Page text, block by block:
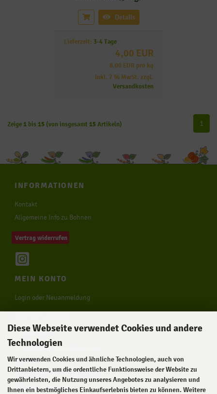
Details
Lieferzeit: 3-4 Tage
4,00 EUR
8,00 EUR pro kg
inkl. 7 % MwSt. zzgl.
Versandkosten
Zeige 1 bis 15 (von insgesamt 15 Artikeln) 1
INFORMATIONEN
Kontakt
Allgemeine Info zu Bohnen
Vertrag widerrufen
MEIN KONTO
Login oder Neuanmeldung
Privatsphäre und Datenschutz
Impressum
Widerrufsrecht & Widerrufsformular
Zahlung & Versand
Diese Webseite verwendet Cookies und andere
Technologien
Wir verwenden Cookies und ähnliche Technologien, auch von
Drittanbietern, um die ordentliche Funktionsweise der Website zu
gewährleisten, die Nutzung unseres Angebotes zu analysieren und
Ihnen ein bestmögliches Einkaufserlebnis bieten zu können. Weitere